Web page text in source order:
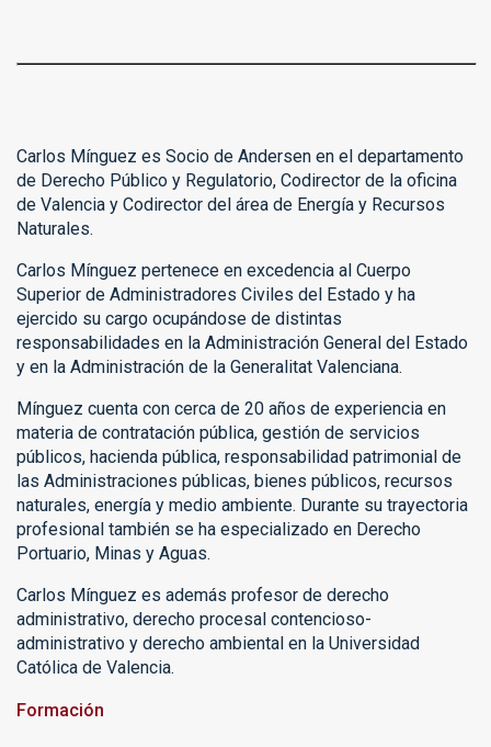
Carlos Mínguez es Socio de Andersen en el departamento
de Derecho Público y Regulatorio, Codirector de la oficina
de Valencia y Codirector del área de Energía y Recursos
Naturales.
Carlos Mínguez pertenece en excedencia al Cuerpo
Superior de Administradores Civiles del Estado y ha
ejercido su cargo ocupándose de distintas
responsabilidades en la Administración General del Estado
y en la Administración de la Generalitat Valenciana.
Mínguez cuenta con cerca de 20 años de experiencia en
materia de contratación pública, gestión de servicios
públicos, hacienda pública, responsabilidad patrimonial de
las Administraciones públicas, bienes públicos, recursos
naturales, energía y medio ambiente. Durante su trayectoria
profesional también se ha especializado en Derecho
Portuario, Minas y Aguas.
Carlos Mínguez es además profesor de derecho
administrativo, derecho procesal contencioso-
administrativo y derecho ambiental en la Universidad
Católica de Valencia.
Formación